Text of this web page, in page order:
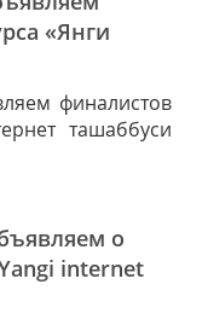
«Янги
финалистов
ташаббуси
о
internet